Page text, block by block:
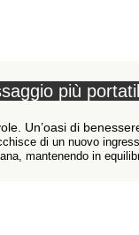
più
Un’oasi di
di un nuovo
mantenendo in